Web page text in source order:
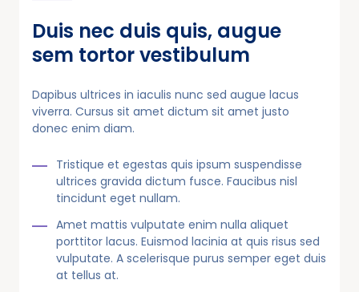
Duis nec duis quis, augue
sem tortor vestibulum
Dapibus ultrices in iaculis nunc sed augue lacus
viverra. Cursus sit amet dictum sit amet justo
donec enim diam.
Tristique et egestas quis ipsum suspendisse
ultrices gravida dictum fusce. Faucibus nisl
tincidunt eget nullam.
Amet mattis vulputate enim nulla aliquet
porttitor lacus. Euismod lacinia at quis risus sed
vulputate. A scelerisque purus semper eget duis
at tellus at.